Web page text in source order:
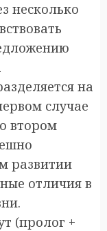
несколько
на
случае
втором
развитии
отличия в
(пролог +